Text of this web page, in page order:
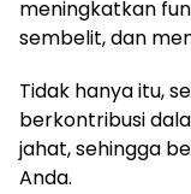
meningkatkan
sembelit, dan
Tidak hanya itu,
berkontribusi
jahat, sehingga
Anda.